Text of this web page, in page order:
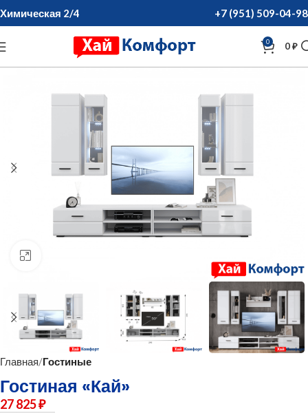
Химическая 2/4 +7 (951) 509-04-98
0 0₽
Главная Гостиные
Гостиная «Кай»
27 825₽